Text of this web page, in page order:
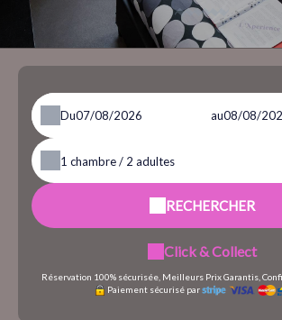
Du au
1 chambre / 2 adultes
RECHERCHER
Click & Collect
Réservation 100% sécurisée, Meilleurs Prix Garantis,
Paiement sécurisé par